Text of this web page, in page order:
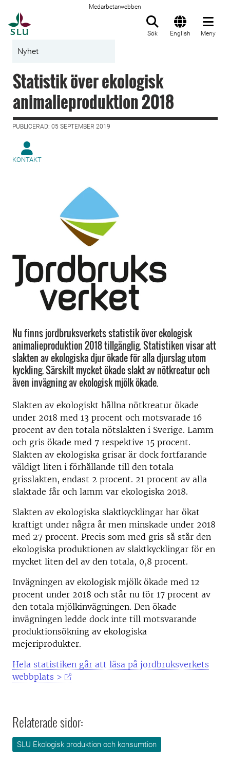
Medarbetarwebben
Sök English Meny
Nyhet
Statistik över ekologisk
animalieproduktion 2018
PUBLICERAD: 05 SEPTEMBER 2019
KONTAKT
Nu finns jordbruksverkets statistik över ekologisk
animalieproduktion 2018 tillgänglig. Statistiken visar att
slakten av ekologiska djur ökade för alla djurslag utom
kyckling. Särskilt mycket ökade slakt av nötkreatur och
även invägning av ekologisk mjölk ökade.
Slakten av ekologiskt hållna nötkreatur ökade
under 2018 med 13 procent och motsvarade 16
procent av den totala nötslakten i Sverige. Lamm
och gris ökade med 7 respektive 15 procent.
Slakten av ekologiska grisar är dock fortfarande
väldigt liten i förhållande till den totala
grisslakten, endast 2 procent. 21 procent av alla
slaktade får och lamm var ekologiska 2018.
Slakten av ekologiska slaktkycklingar har ökat
kraftigt under några år men minskade under 2018
med 27 procent. Precis som med gris så står den
ekologiska produktionen av slaktkycklingar för en
mycket liten del av den totala, 0,8 procent.
Invägningen av ekologisk mjölk ökade med 12
procent under 2018 och står nu för 17 procent av
den totala mjölkinvägningen. Den ökade
invägningen ledde dock inte till motsvarande
produktionsökning av ekologiska
mejeriprodukter.
Hela statistiken går att läsa på jordbruksverkets
webbplats >
Relaterade sidor:
SLU Ekologisk produktion och konsumtion